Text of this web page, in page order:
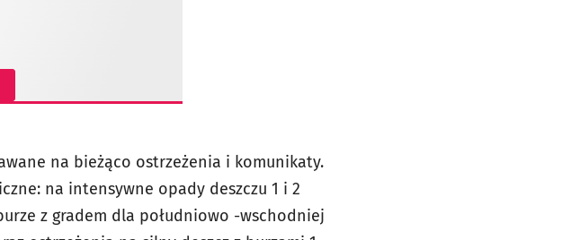
na bieżąco ostrzeżenia i komunikaty.
na intensywne opady deszczu 1 i 2
z gradem dla południowo -wschodniej